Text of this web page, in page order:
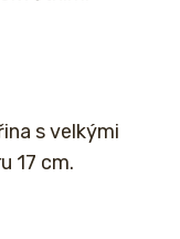
s velkými
17 cm.